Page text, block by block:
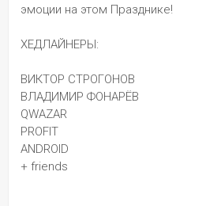
эмоции на этом Празднике!
ХЕДЛАЙНЕРЫ:
ВИКТОР СТРОГОНОВ
ВЛАДИМИР ФОНАРЁВ
QWAZAR
PROFIT
ANDROID
+ friends